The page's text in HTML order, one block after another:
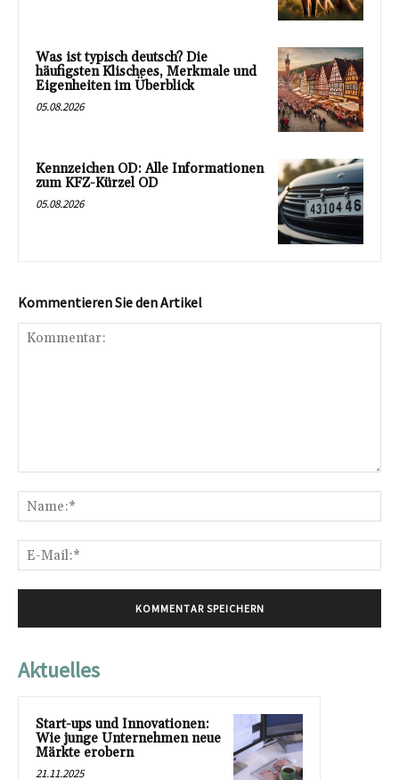
Was ist typisch deutsch? Die
häufigsten Klischees, Merkmale und
Eigenheiten im Überblick
05.08.2026
Kennzeichen OD: Alle Informationen
zum KFZ-Kürzel OD
05.08.2026
Kommentieren Sie den Artikel
Aktuelles
Start-ups und Innovationen:
Wie junge Unternehmen neue
Märkte erobern
21.11.2025